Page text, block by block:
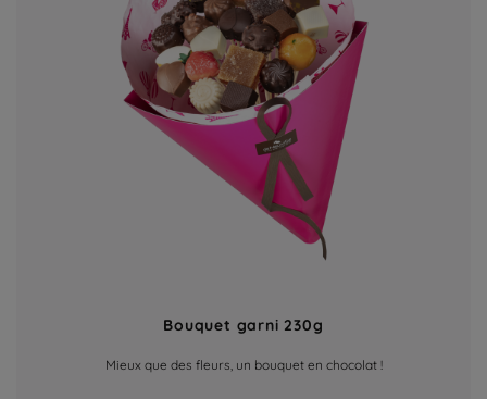
Bouquet garni 230g
Mieux que des fleurs, un bouquet en chocolat !